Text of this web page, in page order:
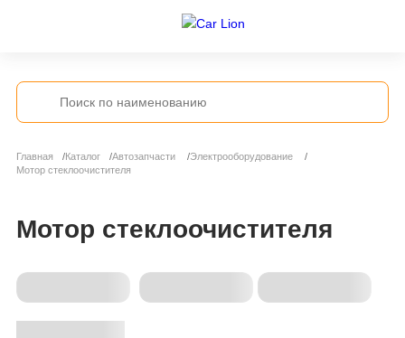
Главная Каталог Автозапчасти
Электрооборудование
Мотор стеклоочистителя
Мотор стеклоочистителя